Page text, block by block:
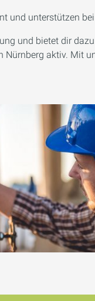
unterstützen
und bietet dir
aktiv. Mit